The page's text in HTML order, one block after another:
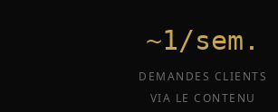
~1/sem.
DEMANDES CLIENTS
VIA LE CONTENU